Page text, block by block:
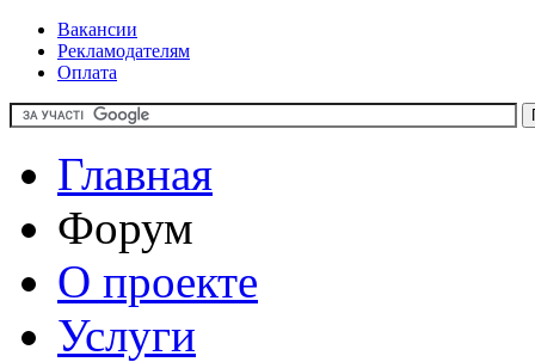
Вакансии
Рекламодателям
Оплата
Главная
Форум
О проекте
Услуги